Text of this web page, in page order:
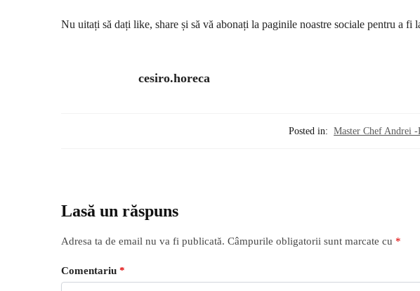
Nu uitați să dați like, share și să vă abonați la paginile noastre sociale pentru a fi
cesiro.horeca
Posted in: Master Chef Andrei
Lasă un răspuns
Adresa ta de email nu va fi publicată. Câmpurile obligatorii sunt marcate cu *
Comentariu *